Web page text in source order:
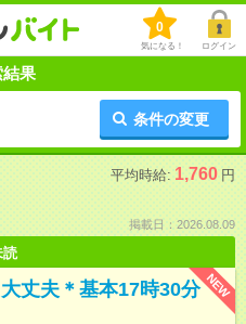
0
気になる！ ログイン
果
条件の変更
平均時給: 1,760 円
掲載日：2026.08.09
読
NEW
丈夫＊基本17時30分